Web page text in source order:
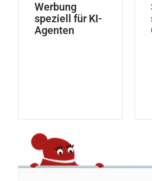
Werbung
speziell für KI-
Agenten